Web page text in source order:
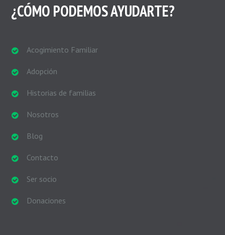
¿CÓMO PODEMOS AYUDARTE?
Acogimiento Familiar
Adopción
Historias de familias
Nosotros
Blog
Contacto
Ser socio
Donaciones